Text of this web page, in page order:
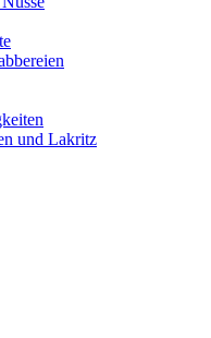
und Lakritz